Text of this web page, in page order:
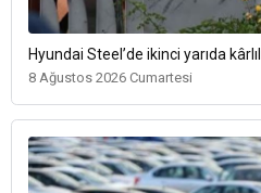
Hyundai Steel’de ikinci yarıda
8 Ağustos 2026 Cumartesi